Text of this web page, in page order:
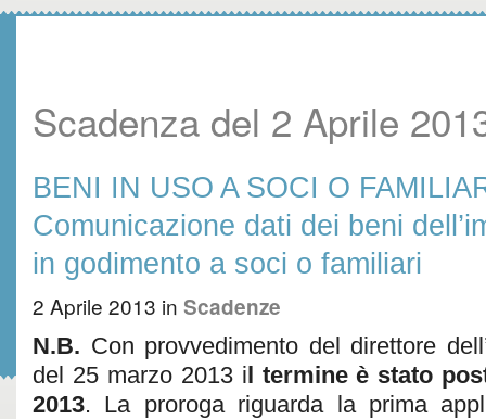
Scadenza del 2 Aprile
BENI IN USO A SOCI O
Comunicazione dati dei beni
in godimento a soci o familiari
2 Aprile 2013 in Scadenze
N.B. Con provvedimento del direttore
del 25 marzo 2013 il termine è stato
2013. La proroga riguarda la prima